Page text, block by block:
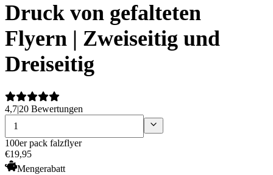
Druck von gefalteten
Flyern | Zweiseitig und
Dreiseitig
4,7|20 Bewertungen
100er pack falzflyer
€19,95
Mengerabatt